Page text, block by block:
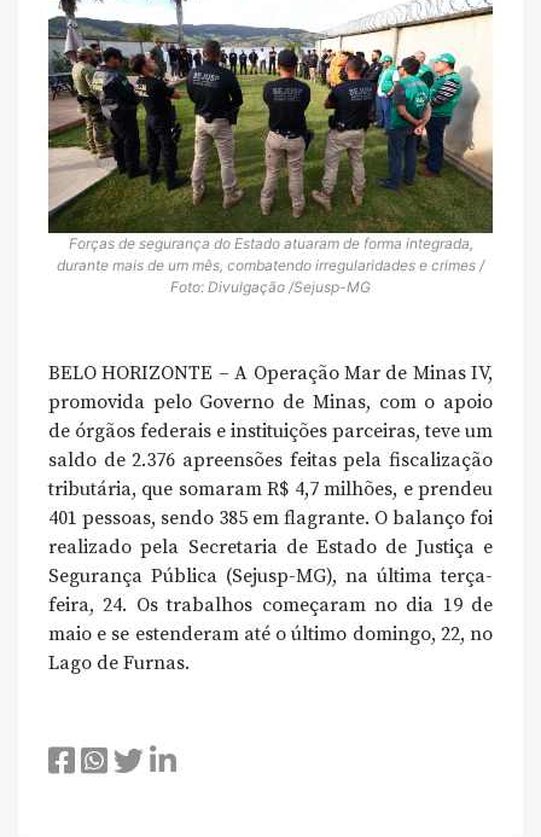
Forças de segurança do Estado atuaram de forma integrada,
durante mais de um mês, combatendo irregularidades e crimes /
Foto: Divulgação /Sejusp-MG
BELO HORIZONTE – A Operação Mar de Minas IV,
promovida pelo Governo de Minas, com o apoio
de órgãos federais e instituições parceiras, teve um
saldo de 2.376 apreensões feitas pela fiscalização
tributária, que somaram R$ 4,7 milhões, e prendeu
401 pessoas, sendo 385 em flagrante. O balanço foi
realizado pela Secretaria de Estado de Justiça e
Segurança Pública (Sejusp-MG), na última terça-
feira, 24. Os trabalhos começaram no dia 19 de
maio e se estenderam até o último domingo, 22, no
Lago de Furnas.